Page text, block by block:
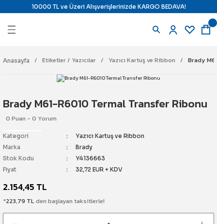
10000 TL ve Üzeri Alışverişlerinizde KARGO BEDAVA!
Geri Dön
Ribbon
Etiketi
Markalama
Etiketi
Geri Dön
ve Isı Kontrol
Termostat
Ürünler
Geri Dön
Çözümleri
Karşı Kilitleme
İstasyonları
Sistemi
Geri Dön
Ürünler
Anasayfa Etiketler / Yazıcılar Yazıcı Kartuş ve Ribbon Brady
Brady M61-R6010 Termal Transfer Ribonu
0 Puan - 0 Yorum
Kategori
Yazıcı Kartuş ve Ribbon
Marka
Brady
Stok Kodu
Y4136663
Fiyat
32,72 EUR + KDV
2.154,45 TL
*223,79 TLden başlayan taksitlerle!